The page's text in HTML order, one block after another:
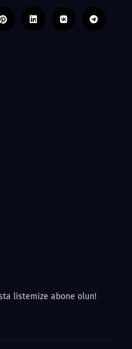
listemize abone olun!